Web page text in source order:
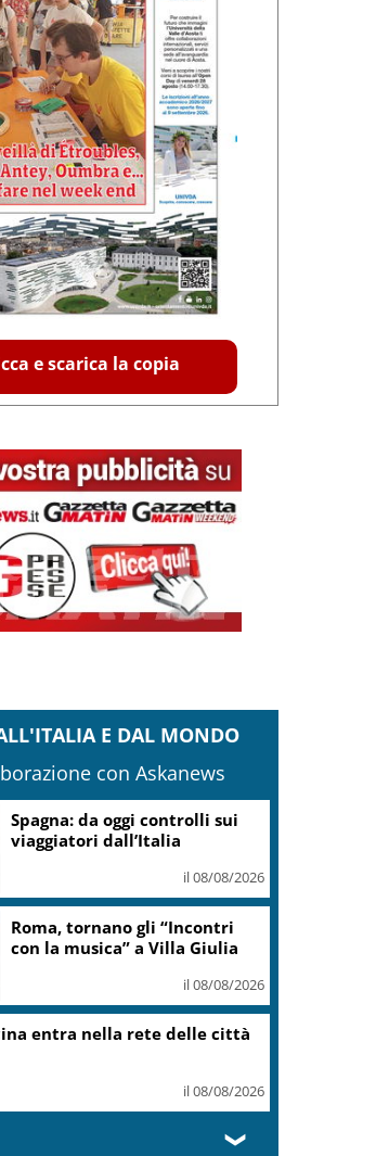
e scarica la copia
E DAL MONDO
con Askanews
Spagna: da oggi controlli sui
viaggiatori dall’Italia
il 08/08/2026
Roma, tornano gli “Incontri
con la musica” a Villa Giulia
il 08/08/2026
entra nella rete delle città
il 08/08/2026
❯